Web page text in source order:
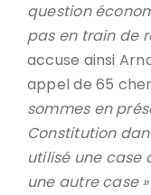
question
pas en train de
accuse ainsi
appel de 65
sommes en
Constitution
utilisé une case
une autre case »